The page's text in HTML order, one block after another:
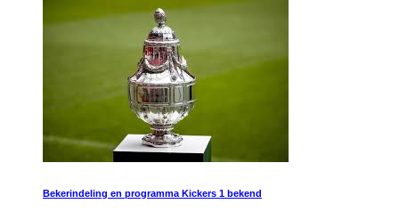
Bekerindeling en programma Kickers 1 bekend